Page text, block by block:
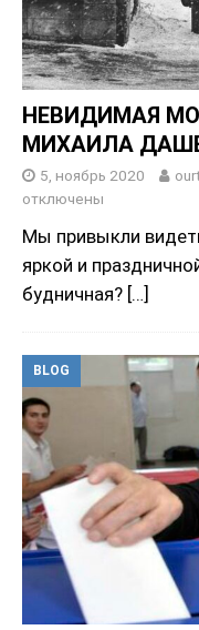
НЕВИДИМАЯ
МИХАИЛА
5, ноябрь 2020
отключены
Мы привыкли
яркой и
будничная? […]
BLOG